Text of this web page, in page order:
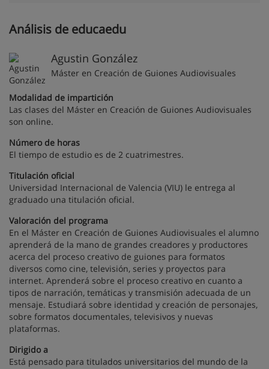
Análisis de educaedu
Agustin González
Máster en Creación de Guiones Audiovisuales
Modalidad de impartición
Las clases del Máster en Creación de Guiones Audiovisuales
son online.
Número de horas
El tiempo de estudio es de 2 cuatrimestres.
Titulación oficial
Universidad Internacional de Valencia (VIU) le entrega al
graduado una titulación oficial.
Valoración del programa
En el Máster en Creación de Guiones Audiovisuales el alumno
aprenderá de la mano de grandes creadores y productores
acerca del proceso creativo de guiones para formatos
diversos como cine, televisión, series y proyectos para
internet. Aprenderá sobre el proceso creativo en cuanto a
tipos de narración, temáticas y transmisión adecuada de un
mensaje. Estudiará sobre identidad y creación de personajes,
sobre formatos documentales, televisivos y nuevas
plataformas.
Dirigido a
Está pensado para titulados universitarios del mundo de la